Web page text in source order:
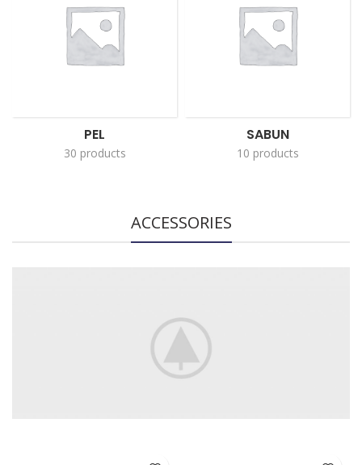
PEL
30 products
SABUN
10 products
ACCESSORIES